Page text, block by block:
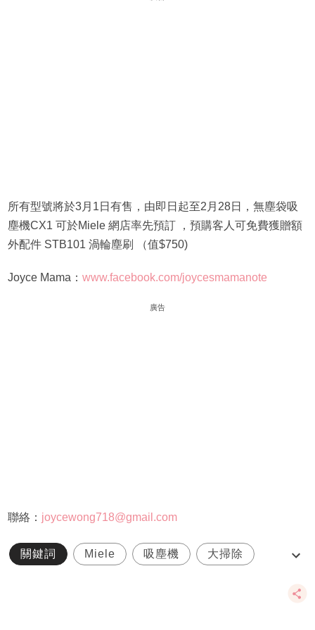
所有型號將於3月1日有售，由即日起至2月28日，無塵袋吸
塵機CX1 可於Miele 網店率先預訂 ，預購客人可免費獲贈額
外配件 STB101 渦輪塵刷 （值$750)
Joyce Mama： www.facebook.com/joycesmamanote
廣告
聯絡： joycewong718@gmail.com
關鍵詞 Miele 吸塵機 大掃除